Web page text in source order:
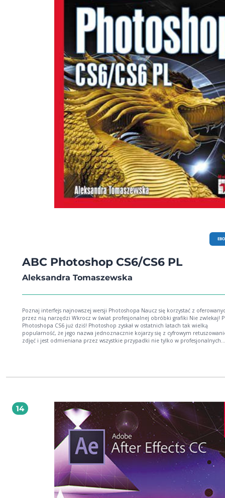
ABC Photoshop CS6/CS6 PL
Aleksandra Tomaszewska
Poznaj interfejs najnowszej wersji Photoshopa Naucz się korzystać z
przez nią narzędzi Wkrocz w świat profesjonalnej obróbki grafiki Nie zwlekaj! Poznaj
Photoshopa CS6 już dziś! Photoshop zyskał w ostatnich latach tak wielką
popularność, że jego nazwa jednoznacznie kojarzy się z cyfrowym
zdjęć i jest odmieniana przez wszystkie przypadki nie tylko w profesjonalnych
powielać typowych błędów początkujących użytkowników programu i
podstawy korzystania z najnowszej wersji aplikacji i zaznajomi z
technikami edycji grafiki rastrowej podczas nauki stosowania konkretnych
Marzysz o karierze profesjonalnego grafika? Chcesz nauczyć się poprawiać
własny użytek? To właśnie od tej książki powinieneś zacząć! Podstawy obsługi
programu Photoshop i przeglądarki Bridge Korzystanie z prostych narzędzi
Photoshopa Zarządzanie kolorami i korekcja barw Proste i zaawansowane
na warstwach Korzystanie ze ścieżek i kształtów Używanie pędzli i gradientów
elementami tekstowymi Stosowanie filtrów i masek Retusz cyfrowych fotografii Spraw,
aby świat cyfrowej edycji grafiki stanął przed Tobą otworem!
14